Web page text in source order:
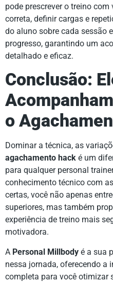
pode prescrever o treino
correta, definir cargas e
do aluno sobre cada sessão
progresso, garantindo um
detalhado e eficaz.
Conclusão:
o
Dominar a técnica, as
agachamento hack é um
para qualquer personal
conhecimento técnico com
certas, você não apenas
superiores, mas também
experiência de treino mais
motivadora.
A Personal Millbody é a sua
nessa jornada, oferecendo a
completa para você otimizar